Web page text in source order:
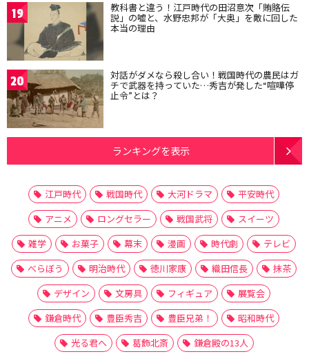
19 教科書と違う！江戸時代の田沼意次「賄賂伝
説」の嘘と、水野忠邦が「大奥」を敵に回した
本当の理由
20 対話がダメなら殺し合い！戦国時代の農民はガ
チで武器を持っていた…秀吉が発した“喧嘩停
止令”とは？
ランキングを表示
江戸時代 戦国時代 大河ドラマ
平安時代
アニメ
ロングセラー 戦国武将
スイーツ
雑学
お菓子 幕末 漫画 時代劇
テレビ
べらぼう
明治時代 徳川家康 織田信長
抹茶
デザイン
文房具 フィギュア
展覧会
鎌倉時代
豊臣秀吉 豊臣兄弟！
昭和時代
光る君へ
葛飾北斎 鎌倉殿の13人